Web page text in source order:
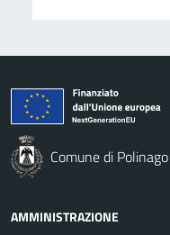
Comune di Polinago
AMMINISTRAZIONE